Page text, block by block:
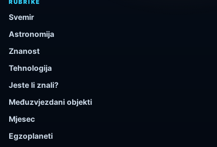
RUBRIKE
Svemir
Astronomija
Znanost
Tehnologija
Jeste li znali?
Međuzvjezdani objekti
Mjesec
Egzoplaneti